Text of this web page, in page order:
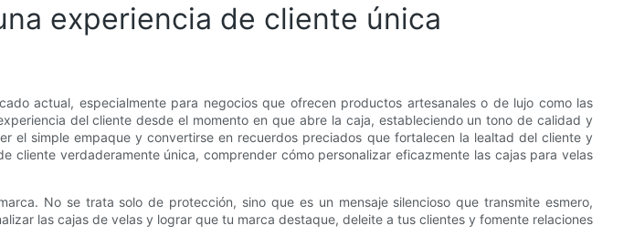
experiencia de cliente única
actual, especialmente para negocios que ofrecen productos artesanales o de lujo como las
del cliente desde el momento en que abre la caja, estableciendo un tono de calidad y
el simple empaque y convertirse en recuerdos preciados que fortalecen la lealtad del cliente y
verdaderamente única, comprender cómo personalizar eficazmente las cajas para velas
No se trata solo de protección, sino que es un mensaje silencioso que transmite esmero,
las cajas de velas y lograr que tu marca destaque, deleite a tus clientes y fomente relaciones